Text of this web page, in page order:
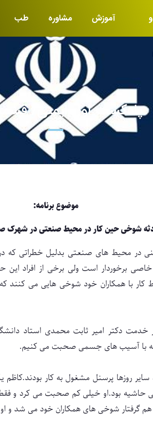
آموزش مشاوره طب
کار
پادکست اول ایمنی/
موضوع برنامه:
شوخی حین کار در محیط صنعتی در شهرک
در محیط های صنعتی بدلیل خطراتی
خاصی برخوردار است ولی برخی از افراد
کار با همکاران خود شوخی هایی می کنند که
خدمت دکتر امیر ثابت محمدی استاد
با آسیب های جسمی صحبت می کنیم.
سایر روزها پرسنل مشغول به کار
حاشیه بود.او خیلی کم صحبت می کرد و فقط
گرفتار شوخی های همکاران خود می شد و